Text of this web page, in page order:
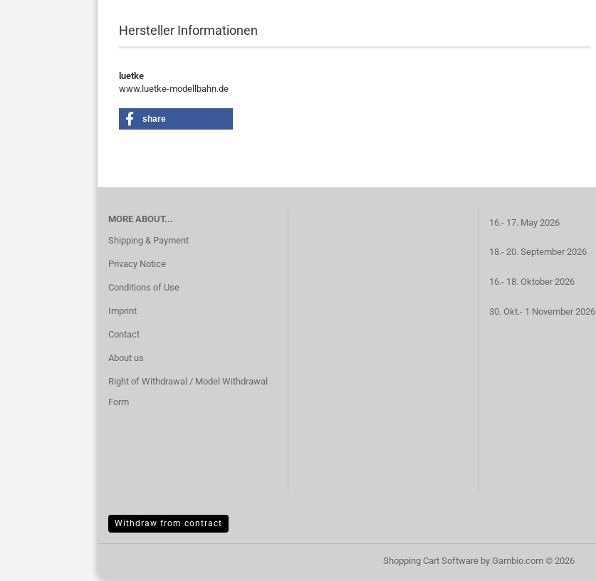
Hersteller Informationen
luetke
www.luetke-modellbahn.de
share
MORE ABOUT...
Shipping & Payment
Privacy Notice
Conditions of Use
Imprint
Contact
About us
Right of Withdrawal / Model Withdrawal
Form
16.- 17. May 2026
18.- 20. September 2026
16.- 18. Oktober 2026
30. Okt.- 1 November 2026
Withdraw from contract
Shopping Cart Softwareby Gambio.com © 2026